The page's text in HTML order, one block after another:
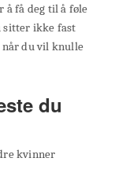
å få deg til å føle
sitter ikke fast
når du vil knulle
du
kvinner